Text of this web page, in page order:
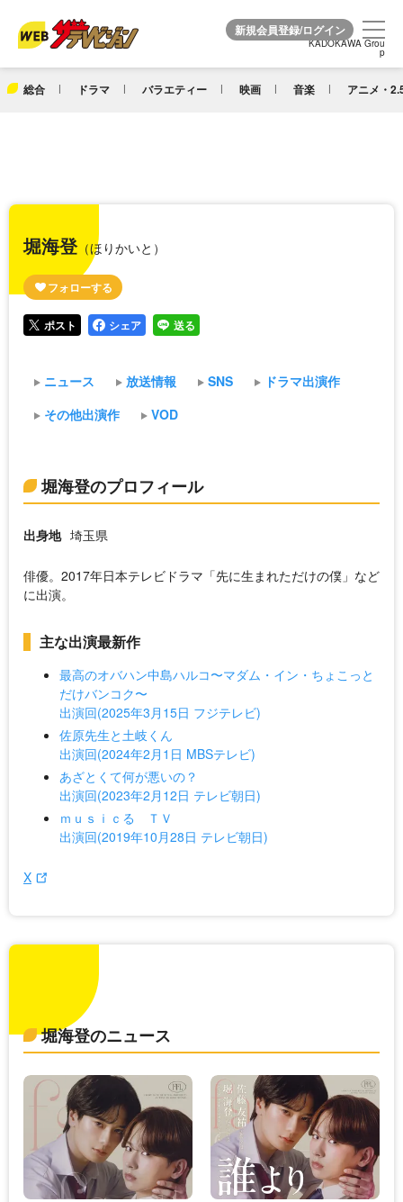
KADOKAWA Grou
p
総合 ドラマ バラエティー 映画 音楽 アニメ・
KADOKAWA Grou
p
堀海登（ほりかいと）
ポスト シェア 送る
ニュース 放送情報 SNS
ドラマ出演作
その他出演作
VOD
堀海登のプロフィール
出身地 埼玉県
俳優。2017年日本テレビドラマ「先に生まれただけの僕」など
に出演。
主な出演最新作
最高のオバハン中島ハルコ〜マダム・イン・ちょこっと
だけバンコク〜
出演回(2025年3月15日 フジテレビ)
佐原先生と土岐くん
出演回(2024年2月1日 MBSテレビ)
あざとくて何が悪いの？
出演回(2023年2月12日 テレビ朝日)
ｍｕｓｉｃる ＴＶ
出演回(2019年10月28日 テレビ朝日)
X
堀海登のニュース